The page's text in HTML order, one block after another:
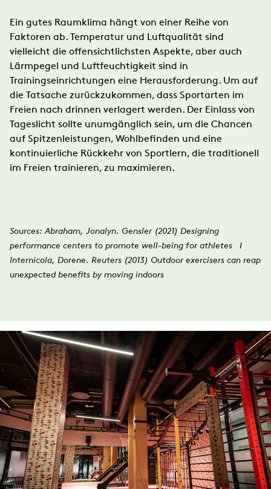
Ein gutes Raumklima hängt von einer Reihe von
Faktoren ab. Temperatur und Luftqualität sind
vielleicht die offensichtlichsten Aspekte, aber auch
Lärmpegel und Luftfeuchtigkeit sind in
Trainingseinrichtungen eine Herausforderung. Um auf
die Tatsache zurückzukommen, dass Sportarten im
Freien nach drinnen verlagert werden. Der Einlass von
Tageslicht sollte unumgänglich sein, um die Chancen
auf Spitzenleistungen, Wohlbefinden und eine
kontinuierliche Rückkehr von Sportlern, die traditionell
im Freien trainieren, zu maximieren.
Sources: Abraham, Jonalyn. Gensler (2021) Designing
performance centers to promote well-being for athletes I
Internicola, Dorene. Reuters (2013) Outdoor exercisers can reap
unexpected benefits by moving indoors